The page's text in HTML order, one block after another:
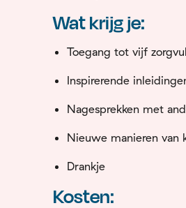
Wat krijg je:
Toegang tot vijf
Inspirerende
Nagesprekken met
Nieuwe manieren van
Drankje
Kosten: